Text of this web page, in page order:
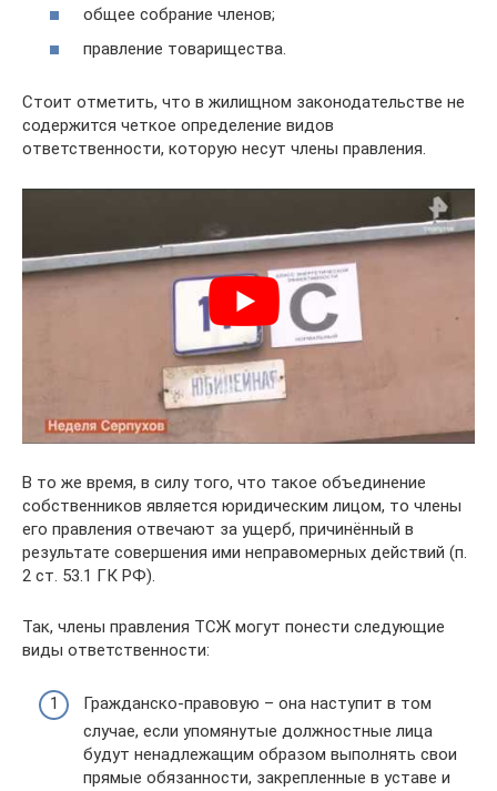
общее собрание членов;
правление товарищества.
Стоит отметить, что в жилищном законодательстве не
содержится четкое определение видов
ответственности, которую несут члены правления.
В то же время, в силу того, что такое объединение
собственников является юридическим лицом, то члены
его правления отвечают за ущерб, причинённый в
результате совершения ими неправомерных действий (п.
2 ст. 53.1 ГК РФ).
Так, члены правления ТСЖ могут понести следующие
виды ответственности:
Гражданско-правовую – она наступит в том
случае, если упомянутые должностные лица
будут ненадлежащим образом выполнять свои
прямые обязанности, закрепленные в уставе и